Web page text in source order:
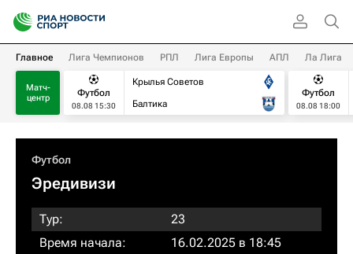
Главное Лига Чемпионов РПЛ Лига Европы АПЛ Ла Лига
Матч-
центр
Футбол
08.08 15:30
Крылья Советов
Балтика
Футбол
08.08 18:00
Футбол
Эредивизи
Тур:
23
Время начала:
16.02.2025 в 18:45